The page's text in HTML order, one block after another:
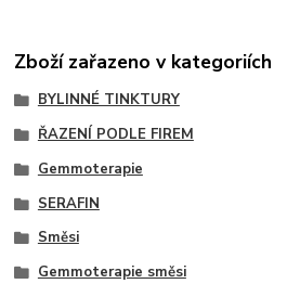
Zboží zařazeno v kategoriích
BYLINNÉ TINKTURY
ŘAZENÍ PODLE FIREM
Gemmoterapie
SERAFIN
Směsi
Gemmoterapie směsi